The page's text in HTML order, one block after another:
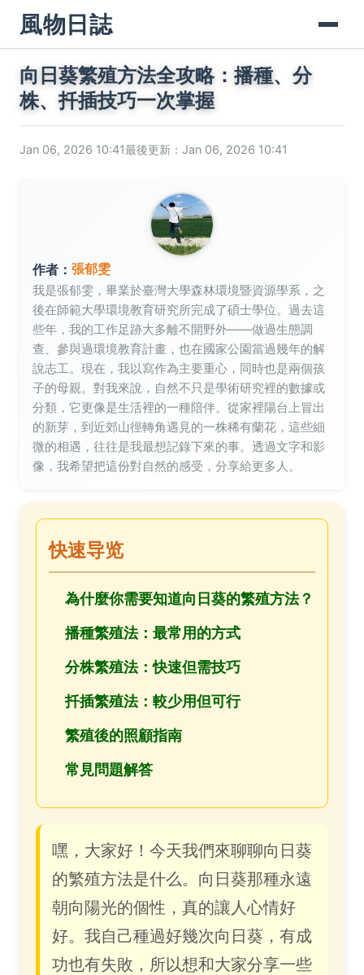
風物日誌
向日葵繁殖方法全攻略：播種、分
株、扦插技巧一次掌握
Jan 06, 2026 10:41最後更新：Jan 06, 2026 10:41
作者： 張郁雯
我是張郁雯，畢業於臺灣大學森林環境暨資源學系，之
後在師範大學環境教育研究所完成了碩士學位。過去這
些年，我的工作足跡大多離不開野外——做過生態調
查、參與過環境教育計畫，也在國家公園當過幾年的解
說志工。現在，我以寫作為主要重心，同時也是兩個孩
子的母親。對我來說，自然不只是學術研究裡的數據或
分類，它更像是生活裡的一種陪伴。從家裡陽台上冒出
的新芽，到近郊山徑轉角遇見的一株稀有蘭花，這些細
微的相遇，往往是我最想記錄下來的事。透過文字和影
像，我希望把這份對自然的感受，分享給更多人。
快速导览
為什麼你需要知道向日葵的繁殖方法？
播種繁殖法：最常用的方式
分株繁殖法：快速但需技巧
扦插繁殖法：較少用但可行
繁殖後的照顧指南
常見問題解答
嘿，大家好！今天我們來聊聊向日葵
的繁殖方法是什么。向日葵那種永遠
朝向陽光的個性，真的讓人心情好
好。我自己種過好幾次向日葵，有成
功也有失敗，所以想和大家分享一些